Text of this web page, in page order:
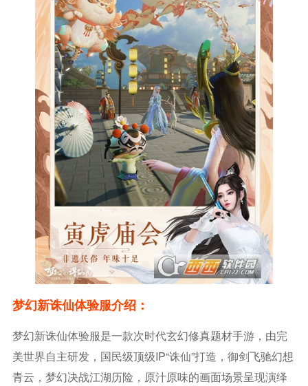
梦幻新诛仙体验服介绍：
梦幻新诛仙体验服是一款次时代玄幻修真题材手游，由完
美世界自主研发，国民级顶级IP“诛仙”打造，御剑飞驰幻想
青云，梦幻决战江湖历险，原汁原味的画面场景呈现演绎